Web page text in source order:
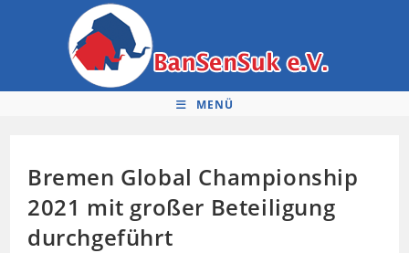
MENÜ
Bremen Global Championship
2021 mit großer Beteiligung
durchgeführt